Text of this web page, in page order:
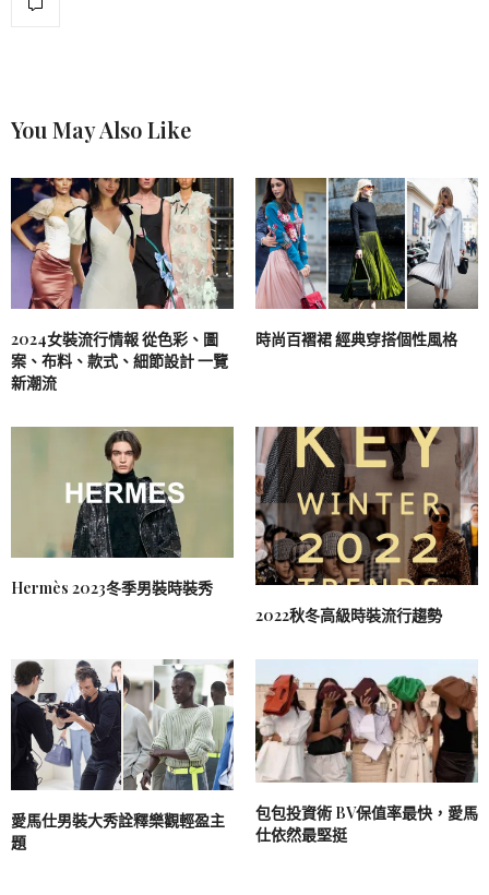
You May Also Like
2024女裝流行情報 從色彩、圖
案、布料、款式、細節設計 一覽
新潮流
時尚百褶裙 經典穿搭個性風格
Hermès 2023冬季男裝時裝秀
2022秋冬高級時裝流行趨勢
愛馬仕男裝大秀詮釋樂觀輕盈主
題
包包投資術 BV保值率最快，愛馬
仕依然最堅挺